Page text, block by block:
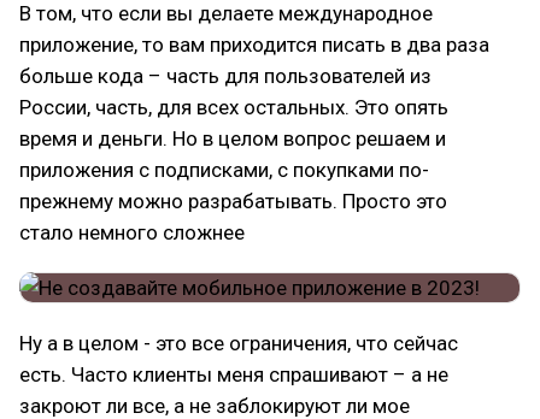
В том, что если вы делаете международное
приложение, то вам приходится писать в два раза
больше кода – часть для пользователей из
России, часть, для всех остальных. Это опять
время и деньги. Но в целом вопрос решаем и
приложения с подписками, с покупками по-
прежнему можно разрабатывать. Просто это
стало немного сложнее
Ну а в целом - это все ограничения, что сейчас
есть. Часто клиенты меня спрашивают – а не
закроют ли все, а не заблокируют ли мое